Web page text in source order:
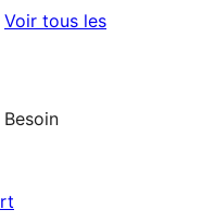
Voir tous lesavis